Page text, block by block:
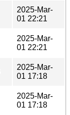
2025-Mar-
01 22:21
2025-Mar-
01 22:21
2025-Mar-
01 17:18
2025-Mar-
01 17:18